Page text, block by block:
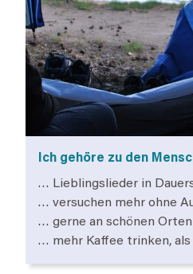
Ich gehöre zu den
… Lieblingslieder in
… versuchen mehr ohne
… gerne an schönen
… mehr Kaffee trinken, als